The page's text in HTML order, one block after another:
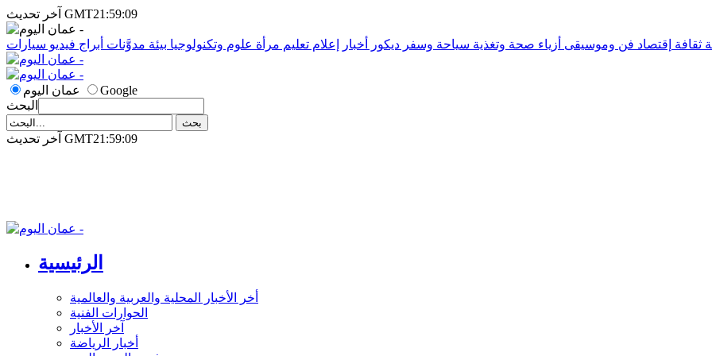
آخر تحديث GMT21:59:09
ثقافة إقتصاد فن وموسيقى أزياء صحة وتغذية سياحة وسفر ديكور أخبار إعلام تعليم مرأة علوم وتكنولوجيا بيئة مدوَّنات أبراج فيديو سيارات
عمان اليوم
Google
البحث
آخر تحديث GMT21:59:09
الرئيسية
أخر الأخبار المحلية والعربية والعالمية
الحوارات الفنية
آخر الأخبار
أخبار الرياضة